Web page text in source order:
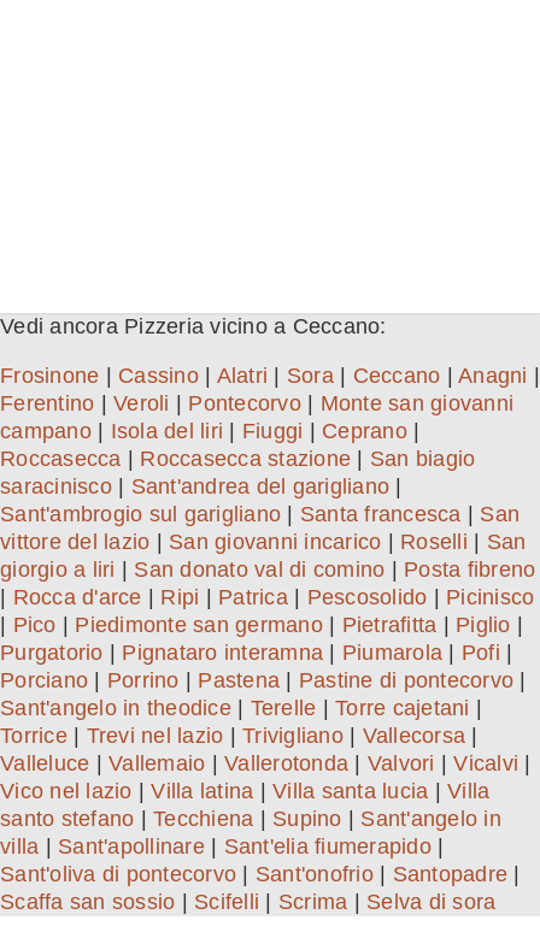
Vedi ancora Pizzeria vicino a Ceccano:
Frosinone Cassino| Alatri Sora| Ceccano Anagni
Ferentino
Veroli Pontecorvo| Monte san giovanni
campano| Isola del liri Fiuggi Ceprano|
Roccasecca
Roccasecca stazione
San biagio
saracinisco| Sant'andrea del garigliano
Sant'ambrogio sul garigliano
Santa francesca
San
vittore del lazio
San giovanni incarico Roselli
San
giorgio a liri
San donato val di comino
Posta fibreno
Rocca d'arce Ripi Patrica| Pescosolido
Picinisco
Pico Piedimonte san germano| Pietrafitta Piglio
Purgatorio
Pignataro interamna Piumarola Pofi
Porciano
Porrino Pastena Pastine di pontecorvo
Sant'angelo in theodice| Terelle Torre cajetani
Torrice| Trevi nel lazio Trivigliano| Vallecorsa
Valleluce
Vallemaio Vallerotonda Valvori |Vicalvi
Vico nel lazio |Villa latina Villa santa lucia
Villa
santo stefano
Tecchiena Supino
Sant'angelo in
villa
Sant'apollinare| Sant'elia fiumerapido|
Sant'oliva di pontecorvo
Sant'onofrio| Santopadre
Scaffa san sossio
Scifelli Scrima Selva di sora